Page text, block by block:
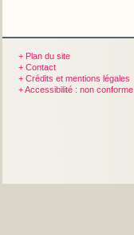
+ Plan du site
+ Contact
+ Crédits et mentions légales
+ Accessibilité : non conforme